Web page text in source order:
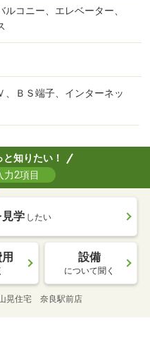
ルコニー、エレベーター、
、ＢＳ端子、インターネッ
知りたい！
力2項目
学 したい
設備
について聞く
山晃住宅 奈良駅前店